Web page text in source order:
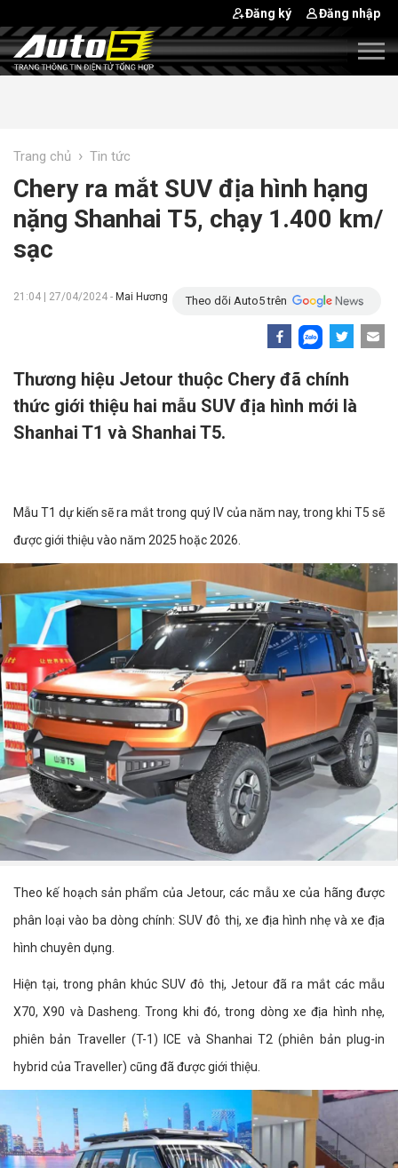
Đăng ký Đăng nhập
Trang chủ › Tin tức
Chery ra mắt SUV địa hình hạng
nặng Shanhai T5, chạy 1.400 km/
sạc
21:04 | 27/04/2024 - Mai Hương Theo dõi Auto5 trên
Thương hiệu Jetour thuộc Chery đã chính
thức giới thiệu hai mẫu SUV địa hình mới là
Shanhai T1 và Shanhai T5.
Mẫu T1 dự kiến sẽ ra mắt trong quý IV của năm nay, trong khi T5 sẽ
được giới thiệu vào năm 2025 hoặc 2026.
Theo kế hoạch sản phẩm của Jetour, các mẫu xe của hãng được
phân loại vào ba dòng chính: SUV đô thị, xe địa hình nhẹ và xe địa
hình chuyên dụng.
Hiện tại, trong phân khúc SUV đô thị, Jetour đã ra mắt các mẫu
X70, X90 và Dasheng. Trong khi đó, trong dòng xe địa hình nhẹ,
phiên bản Traveller (T-1) ICE và Shanhai T2 (phiên bản plug-in
hybrid của Traveller) cũng đã được giới thiệu.